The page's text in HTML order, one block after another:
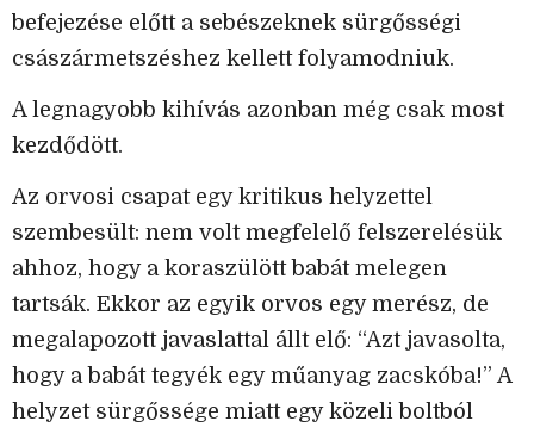
befejezése előtt a sebészeknek sürgősségi
császármetszéshez kellett folyamodniuk.
A legnagyobb kihívás azonban még csak most
kezdődött.
Az orvosi csapat egy kritikus helyzettel
szembesült: nem volt megfelelő felszerelésük
ahhoz, hogy a koraszülött babát melegen
tartsák. Ekkor az egyik orvos egy merész, de
megalapozott javaslattal állt elő: “Azt javasolta,
hogy a babát tegyék egy műanyag zacskóba!” A
helyzet sürgőssége miatt egy közeli boltból